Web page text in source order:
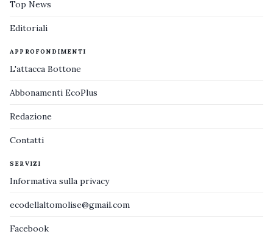
Top News
Editoriali
APPROFONDIMENTI
L'attacca Bottone
Abbonamenti EcoPlus
Redazione
Contatti
SERVIZI
Informativa sulla privacy
ecodellaltomolise@gmail.com
Facebook